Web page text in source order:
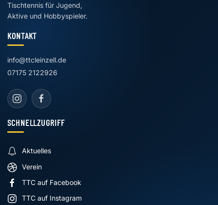
Tischtennis für Jugend,
Aktive und Hobbyspieler.
KONTAKT
info@ttcleinzell.de
07175 2122926
SCHNELLZUGRIFF
Aktuelles
Verein
TTC auf Facebook
TTC auf Instagram